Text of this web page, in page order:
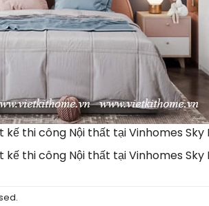
thi công Nội thất tại Vinhomes Sky
thi công Nội thất tại Vinhomes Sky